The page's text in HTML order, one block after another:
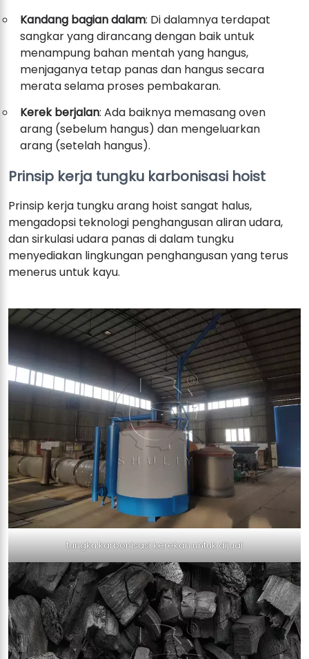
Kandang bagian dalam: Di dalamnya terdapat
sangkar yang dirancang dengan baik untuk
menampung bahan mentah yang hangus,
menjaganya tetap panas dan hangus secara
merata selama proses pembakaran.
Kerek berjalan: Ada baiknya memasang oven
arang (sebelum hangus) dan mengeluarkan
arang (setelah hangus).
Prinsip kerja tungku karbonisasi hoist
Prinsip kerja tungku arang hoist sangat halus,
mengadopsi teknologi penghangusan aliran udara,
dan sirkulasi udara panas di dalam tungku
menyediakan lingkungan penghangusan yang terus
menerus untuk kayu.
tungku karbonisasi kerekan untuk dijual